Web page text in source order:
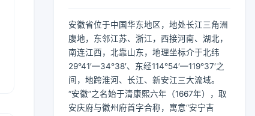
安徽省位于中国华东地区，地处长江三角洲
腹地，东邻江苏、浙江，西接河南、湖北，
南连江西，北靠山东，地理坐标介于北纬
29°41′—34°38′、东经114°54′—119°37′之
间，地跨淮河、长江、新安江三大流域。
“安徽”之名始于清康熙六年（1667年），取
安庆府与徽州府首字合称，寓意“安宁吉